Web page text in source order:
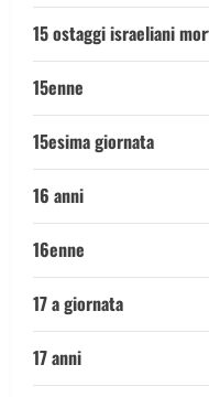
15 ostaggi israeliani
15enne
15esima giornata
16 anni
16enne
17 a giornata
17 anni